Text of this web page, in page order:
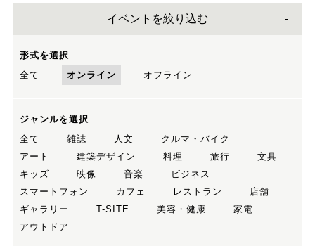
イベントを絞り込む
形式を選択
全て
オンライン オフライン
ジャンルを選択
全て
雑誌 人文
クルマ・バイク
アート
建築デザイン 料理 旅行
文具
キッズ
映像 音楽
ビジネス
スマートフォン
カフェ レストラン
店舗
ギャラリー
T-SITE 美容・健康
家電
アウトドア